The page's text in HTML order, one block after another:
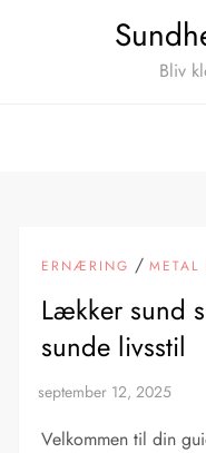
Bliv
ERNÆRING /METAL
Lækker sund
sunde livsstil
Velkommen til din